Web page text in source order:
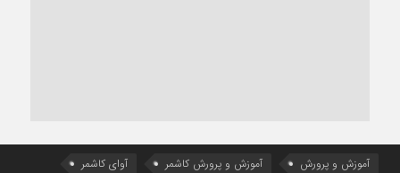
آموزش و پرورش آموزش و پرورش کاشمر
آوای کاشمر